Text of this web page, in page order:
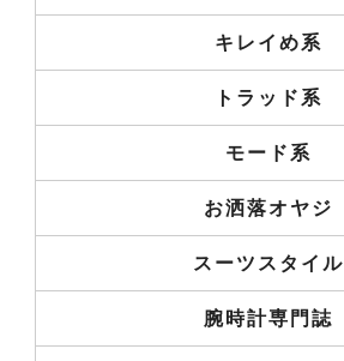
キレイめ系
トラッド系
モード系
お洒落オヤジ
スーツスタイル
腕時計専門誌